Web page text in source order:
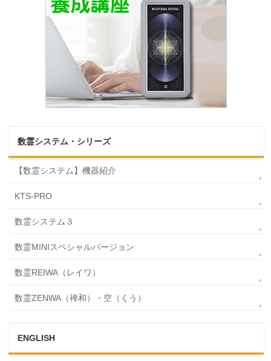
数霊システム・シリーズ
【数霊システム】機器紹介
KTS-PRO
数霊システム３
数霊MINIスペシャルバージョン
数霊REIWA（レイワ）
数霊ZENWA（禅和）・空（くう）
ENGLISH